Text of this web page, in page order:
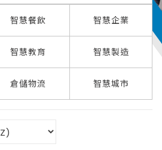
智慧餐飲 智慧企業
智慧教育 智慧製造
倉儲物流 智慧城市